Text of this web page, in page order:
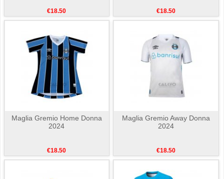
€18.50 €18.50
Maglia Gremio Home Donna
2024
€18.50
Maglia Gremio Away Donna
2024
€18.50